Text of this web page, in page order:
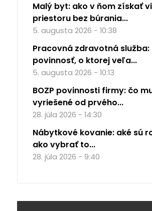
Malý byt: ako v ňom získať
priestoru bez búrania...
5. augusta 2026 - 10:38
Pracovná zdravotná služba:
povinnosť, o ktorej veľa...
5. augusta 2026 - 10:13
BOZP povinnosti firmy: čo
vyriešené od prvého...
28. júla 2026 - 14:30
Nábytkové kovanie: aké sú
ako vybrať to...
28. júla 2026 - 9:40